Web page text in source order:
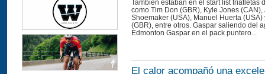
También estaban en el start list triatletas
como Tim Don (GBR), Kyle Jones (CAN),
Shoemaker (USA), Manuel Huerta (USA)
(GBR), entre otros. Gaspar saliendo del
Edmonton Gaspar en el pack puntero...
El calor acompañó una